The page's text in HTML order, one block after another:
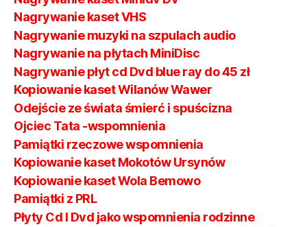
Nagrywanie kaset VHS
Nagrywanie muzyki na szpulach audio
Nagrywanie na płytach MiniDisc
Nagrywanie płyt cd Dvd blue ray do 45 zł
Kopiowanie kaset Wilanów Wawer
Odejście ze świata śmierć i spuścizna
Ojciec Tata -wspomnienia
Pamiątki rzeczowe wspomnienia
Kopiowanie kaset Mokotów Ursynów
Kopiowanie kaset Wola Bemowo
Pamiątki z PRL
Płyty Cd I Dvd jako wspomnienia rodzinne